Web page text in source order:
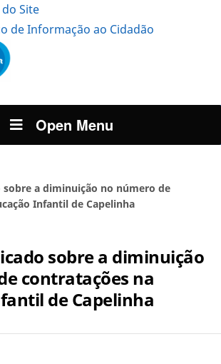
Site
de Informação ao Cidadão
Open Menu
sobre a diminuição no número de
Infantil de Capelinha
sobre a diminuição
contratações na
de Capelinha